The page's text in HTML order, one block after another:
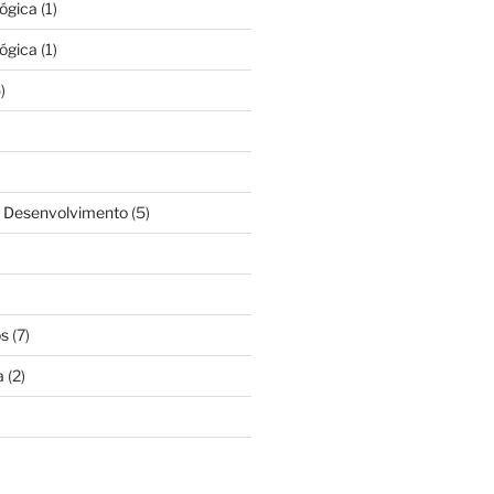
(1)
(1)
(5)
(7)
(2)